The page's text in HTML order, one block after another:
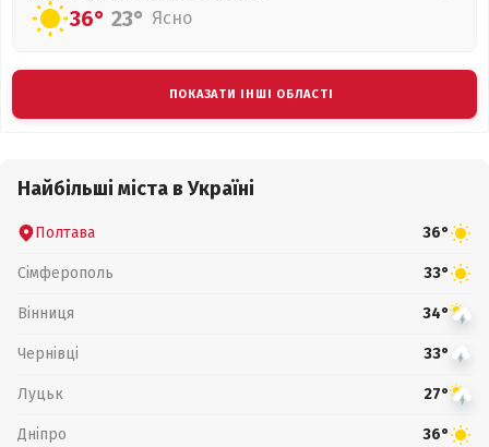
36° 23° Ясно
ПОКАЗАТИ ІНШІ ОБЛАСТІ
Найбільші міста в Україні
Полтава 36°
Сімферополь 33°
Вінниця 34°
Чернівці 33°
Луцьк 27°
Дніпро 36°